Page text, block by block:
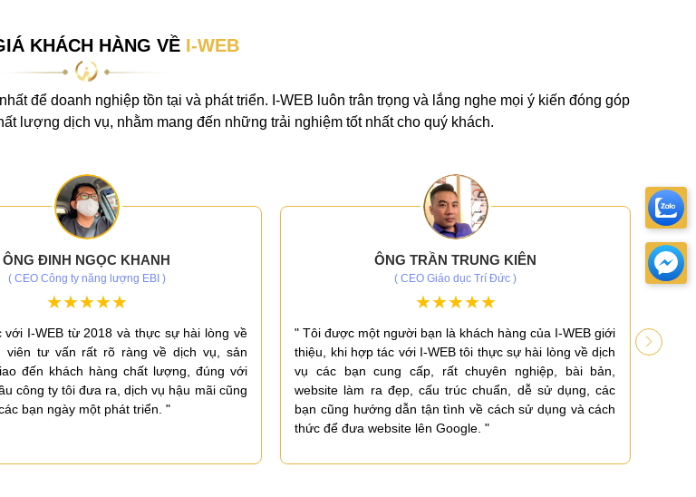
KHÁCH HÀNG VỀ I-WEB
để doanh nghiệp tồn tại và phát triển. I-WEB luôn trân trọng và lắng nghe mọi ý kiến đóng góp
lượng dịch vụ, nhằm mang đến những trải nghiệm tốt nhất cho quý khách.
ÔNG ĐINH NGỌC KHANH
( CEO Công ty năng lượng EBI )
với I-WEB từ 2018 và thực sự hài lòng về
viên tư vấn rất rõ ràng về dịch vụ, sản
đến khách hàng chất lượng, đúng với
công ty tôi đưa ra, dịch vụ hậu mãi cũng
bạn ngày một phát triển. "
ÔNG TRẦN TRUNG KIÊN
( CEO Giáo dục Trí Đức )
" Tôi được một người bạn là khách hàng của I-WEB giới
thiệu, khi hợp tác với I-WEB tôi thực sự hài lòng về dịch
vụ các bạn cung cấp, rất chuyên nghiệp, bài bản,
website làm ra đẹp, cấu trúc chuẩn, dễ sử dụng, các
bạn cũng hướng dẫn tận tình về cách sử dụng và cách
thức để đưa website lên Google. "